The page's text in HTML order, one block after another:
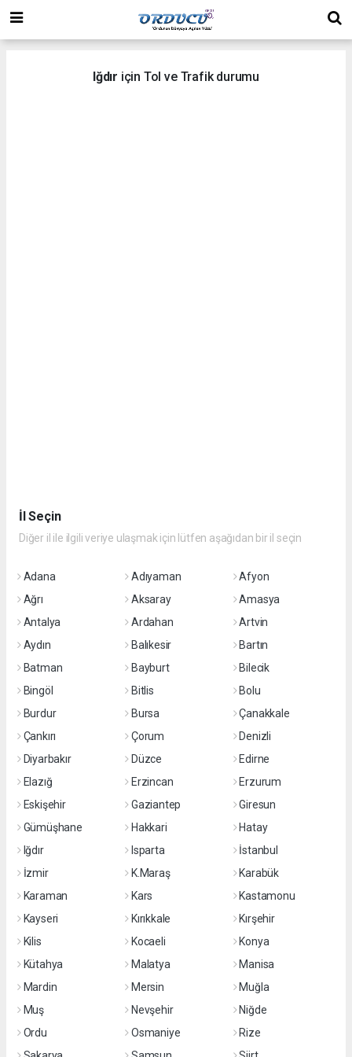
Iğdır için Tol ve Trafik durumu
İl Seçin
Diğer il ile ilgili veriye ulaşmak için lütfen aşağıdan bir il seçin
Adana Adıyaman
Afyon
Ağrı
Aksaray
Amasya
Antalya
Ardahan
Artvin
Aydın
Balıkesir
Bartın
Batman
Bayburt
Bilecik
Bingöl
Bitlis
Bolu
Burdur
Bursa
Çanakkale
Çankırı
Çorum
Denizli
Diyarbakır
Düzce
Edirne
Elazığ
Erzincan
Erzurum
Eskişehir
Gaziantep
Giresun
Gümüşhane
Hakkari
Hatay
Iğdır
Isparta
İstanbul
İzmir
K.Maraş
Karabük
Karaman
Kars
Kastamonu
Kayseri
Kırıkkale
Kırşehir
Kilis
Kocaeli
Konya
Kütahya
Malatya
Manisa
Mardin
Mersin
Muğla
Muş
Nevşehir
Niğde
Ordu
Osmaniye
Rize